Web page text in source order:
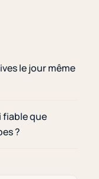
le jour même
fiable que
?